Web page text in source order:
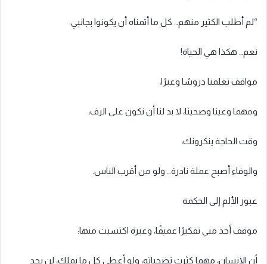
“لم أطلب الكثير منهم… كل ما أتمناه أن يكونوا بجانبي.
نعم… هكذا هي الحياة!
مواقف تعلمنا دروسًا وعبرًا،
ومهما وعينا وصحينا، لا بد لنا أن نكون على الرف،
وقت الحاجة ينكرونك،
والوفاء أصبح عملة نادرة… ولو من أقرب الناس.
عبور الألم إلى الحكمة
موقف أخذ مني تفكيرًا عميقًا، وعبرة اكتسبت منها:
أن الإنسان، مهما كثرت تضحياته، ولو أعطى كل ما يملك، لن يجد